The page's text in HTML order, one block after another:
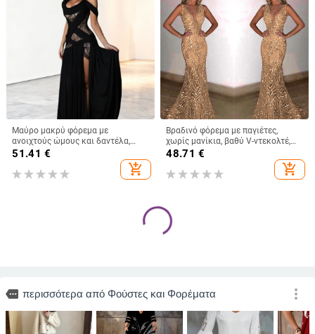
Μαύρο μακρύ φόρεμα με
ανοιχτούς ώμους και δαντέλα,
διακριτικό σχέδιο με αποκοπές και
βαθύ σκίσιμο, κομψό βραδινό
φόρεμα για δεξιώσεις
51.41 €
add_shopping_cart
Βραδινό φόρεμα με παγιέτες,
χωρίς μανίκια, βαθύ V-ντεκολτέ,
γραμμή γοργόνας, ύφασμα
48.71 €
add_shopping_cart